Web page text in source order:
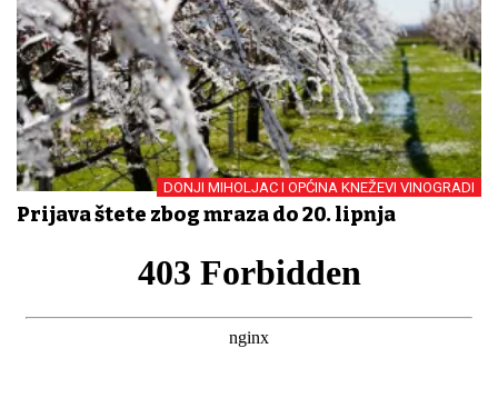
DONJI MIHOLJAC I OPĆINA KNEŽEVI VINOGRADI
Prijava štete zbog mraza do 20. lipnja